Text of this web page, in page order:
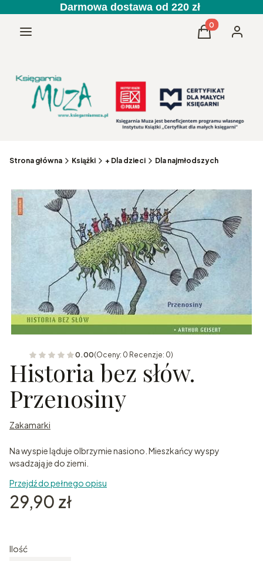
Darmowa dostawa od 220 zł
Menu Produkty w
Koszyk
Strona główna Książki + Dla dzieci Dla najmłodszych
0.00(Oceny: 0 Recenzje: 0)
Historia bez słów.
Przenosiny
Zakamarki
Na wyspie ląduje olbrzymie nasiono. Mieszkańcy wyspy
wsadzają je do ziemi.
Przejdź do pełnego opisu
Cena
29,90 zł
Ilość